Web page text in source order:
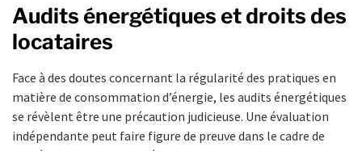
Audits énergétiques et droits des
locataires
Face à des doutes concernant la régularité des pratiques en
matière de consommation d’énergie, les audits énergétiques
se révèlent être une précaution judicieuse. Une évaluation
indépendante peut faire figure de preuve dans le cadre de